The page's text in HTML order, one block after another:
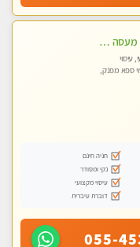
מומלץ לחלוטין!!!! מעסה מקצועית מהממת ואיכותית פרטי!!!לזוגות +לבית המלון - ללא מין !!
עיסוי
ספא מפנק,
חניה חינם
נקי ומסודר
עיסוי מקצועי
דוברת עיברית
055-